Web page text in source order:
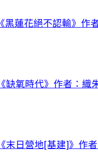
《黑蓮花絕不認輸》作
《缺氧時代》作者：織
《末日營地[基建]》作